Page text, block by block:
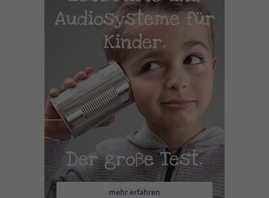
Audiosysteme für
Kinder.
Der große Test.
mehr erfahren